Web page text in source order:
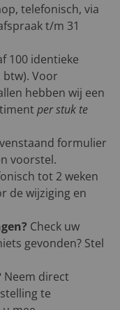
telefonisch, via
t/m 31
100 identieke
btw). Voor
hebben wij een
per stuk te
formulier
voorstel.
tot 2 weken
de wijziging en
Check uw
gevonden? Stel
Neem direct
te